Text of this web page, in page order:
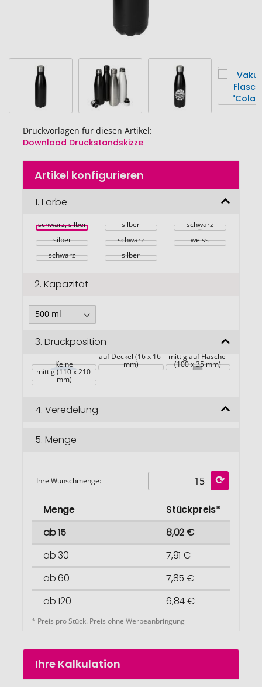
Druckvorlagen für diesen Artikel:
Download Druckstandskizze
Zum
Anfang
Bildgalerie
Artikel konfigurieren
1. Farbe
schwarz, silber silber
schwarz
silber
schwarz
weiss
schwarz
silber
2. Kapazität
3. Druckposition
Keine
auf Deckel (16 x 16
mm)
mittig auf Flasche
(100 x 35 mm)
mittig (110 x 210
mm)
4. Veredelung
5. Menge
Ihre Wunschmenge:
Menge
Stückpreis*
ab 15
8,02 €
ab 30
7,91 €
ab 60
7,85 €
ab 120
6,84 €
* Preis pro Stück. Preis ohne Werbeanbringung
Ihre Kalkulation